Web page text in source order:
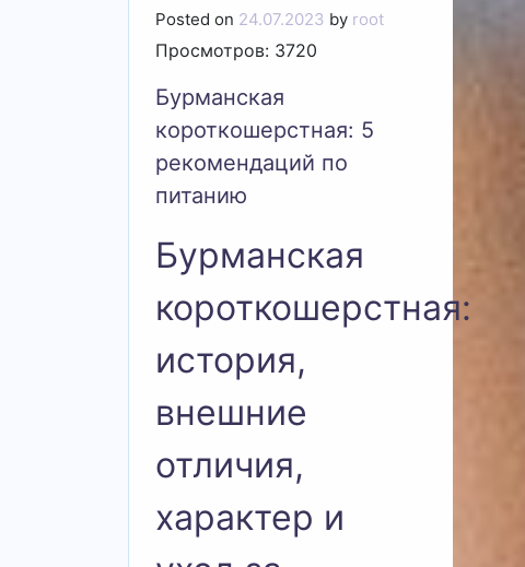
Posted on 24.07.2023 by root
Просмотров: 3720
Бурманская
короткошерстная: 5
рекомендаций по
питанию
Бурманская
короткошерстная:
история,
внешние
отличия,
характер и